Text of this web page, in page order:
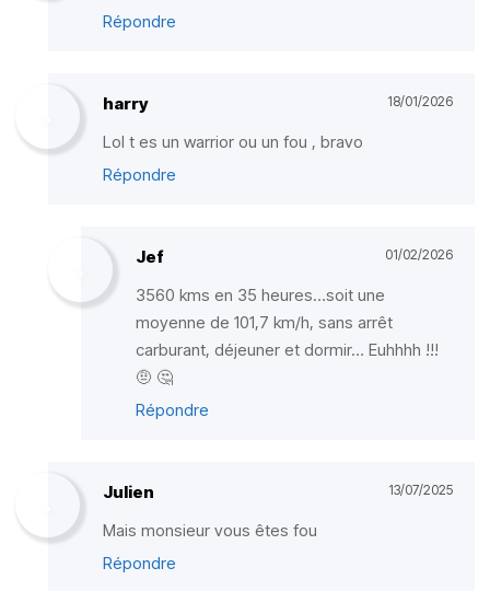
Répondre
harry 18/01/2026
Lol t es un warrior ou un fou , bravo
Répondre
Jef 01/02/2026
3560 kms en 35 heures…soit une
moyenne de 101,7 km/h, sans arrêt
carburant, déjeuner et dormir… Euhhhh !!!
🤨 🤔
Répondre
Julien 13/07/2025
Mais monsieur vous êtes fou
Répondre